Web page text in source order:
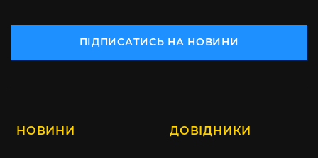
ПІДПИСАТИСЬ НА НОВИНИ
НОВИНИ ДОВІДНИКИ